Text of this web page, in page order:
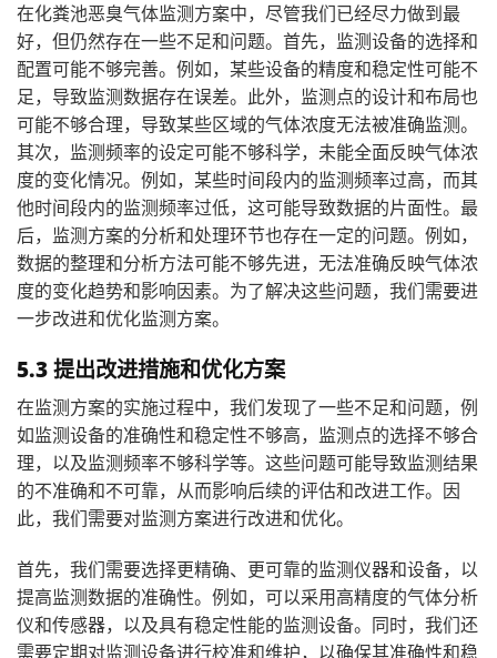
在化粪池恶臭气体监测方案中，尽管我们已经尽力做到最
好，但仍然存在一些不足和问题。首先，监测设备的选择和
配置可能不够完善。例如，某些设备的精度和稳定性可能不
足，导致监测数据存在误差。此外，监测点的设计和布局也
可能不够合理，导致某些区域的气体浓度无法被准确监测。
其次，监测频率的设定可能不够科学，未能全面反映气体浓
度的变化情况。例如，某些时间段内的监测频率过高，而其
他时间段内的监测频率过低，这可能导致数据的片面性。最
后，监测方案的分析和处理环节也存在一定的问题。例如，
数据的整理和分析方法可能不够先进，无法准确反映气体浓
度的变化趋势和影响因素。为了解决这些问题，我们需要进
一步改进和优化监测方案。
5.3 提出改进措施和优化方案
在监测方案的实施过程中，我们发现了一些不足和问题，例
如监测设备的准确性和稳定性不够高，监测点的选择不够合
理，以及监测频率不够科学等。这些问题可能导致监测结果
的不准确和不可靠，从而影响后续的评估和改进工作。因
此，我们需要对监测方案进行改进和优化。
首先，我们需要选择更精确、更可靠的监测仪器和设备，以
提高监测数据的准确性。例如，可以采用高精度的气体分析
仪和传感器，以及具有稳定性能的监测设备。同时，我们还
需要定期对监测设备进行校准和维护，以确保其准确性和稳